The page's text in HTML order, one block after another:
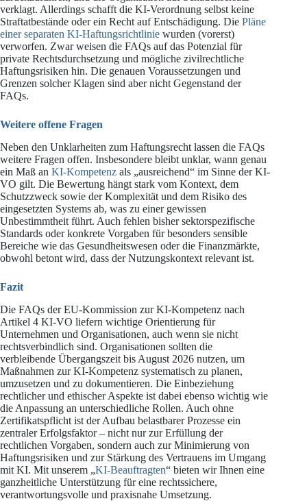
verklagt. Allerdings schafft die KI-Verordnung selbst keine
Straftatbestände oder ein Recht auf Entschädigung. Die Pläne
einer separaten KI-Haftungsrichtlinie wurden (vorerst)
verworfen. Zwar weisen die FAQs auf das Potenzial für
private Rechtsdurchsetzung und mögliche zivilrechtliche
Haftungsrisiken hin. Die genauen Voraussetzungen und
Grenzen solcher Klagen sind aber nicht Gegenstand der
FAQs.
Weitere offene Fragen
Neben den Unklarheiten zum Haftungsrecht lassen die FAQs
weitere Fragen offen. Insbesondere bleibt unklar, wann genau
ein Maß an KI-Kompetenz als „ausreichend“ im Sinne der KI-
VO gilt. Die Bewertung hängt stark vom Kontext, dem
Schutzzweck sowie der Komplexität und dem Risiko des
eingesetzten Systems ab, was zu einer gewissen
Unbestimmtheit führt. Auch fehlen bisher sektorspezifische
Standards oder konkrete Vorgaben für besonders sensible
Bereiche wie das Gesundheitswesen oder die Finanzmärkte,
obwohl betont wird, dass der Nutzungskontext relevant ist.
Fazit
Die FAQs der EU-Kommission zur KI-Kompetenz nach
Artikel 4 KI-VO liefern wichtige Orientierung für
Unternehmen und Organisationen, auch wenn sie nicht
rechtsverbindlich sind. Organisationen sollten die
verbleibende Übergangszeit bis August 2026 nutzen, um
Maßnahmen zur KI-Kompetenz systematisch zu planen,
umzusetzen und zu dokumentieren. Die Einbeziehung
rechtlicher und ethischer Aspekte ist dabei ebenso wichtig wie
die Anpassung an unterschiedliche Rollen. Auch ohne
Zertifikatspflicht ist der Aufbau belastbarer Prozesse ein
zentraler Erfolgsfaktor – nicht nur zur Erfüllung der
rechtlichen Vorgaben, sondern auch zur Minimierung von
Haftungsrisiken und zur Stärkung des Vertrauens im Umgang
mit KI. Mit unserem „KI-Beauftragten“ bieten wir Ihnen eine
ganzheitliche Unterstützung für eine rechtssichere,
verantwortungsvolle und praxisnahe Umsetzung.